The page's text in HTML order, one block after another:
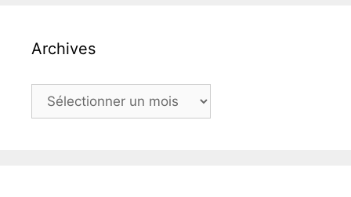
Archives
Archives